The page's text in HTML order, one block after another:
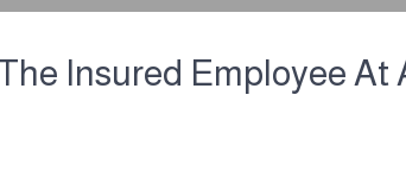
Insured Employee At